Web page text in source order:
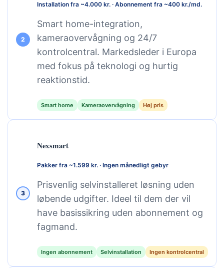
2
Installation fra ~4.000 kr. · Abonnement fra ~400 kr./md.
Smart home-integration,
kameraovervågning og 24/7
kontrolcentral. Markedsleder i Europa
med fokus på teknologi og hurtig
reaktionstid.
Smart home Kameraovervågning Høj pris
3
Nexsmart
Pakker fra ~1.599 kr. · Ingen månedligt gebyr
Prisvenlig selvinstalleret løsning uden
løbende udgifter. Ideel til dem der vil
have basissikring uden abonnement og
fagmand.
Ingen abonnement Selvinstallation Ingen kontrolcentral